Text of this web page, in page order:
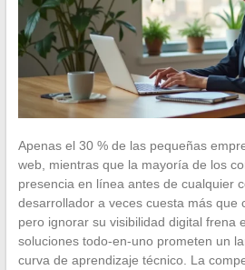
Apenas el 30 % de las pequeñas
web, mientras que la mayoría de los
presencia en línea antes de cualquier
desarrollador a veces cuesta más que
pero ignorar su visibilidad digital frena
soluciones todo-en-uno prometen un
curva de aprendizaje técnico. La